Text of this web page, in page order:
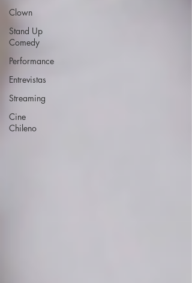
Clown
Stand Up
Comedy
Performance
Entrevistas
Streaming
Cine
Chileno